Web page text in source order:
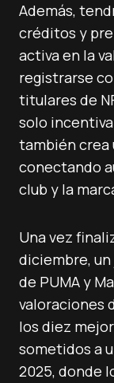
Además,
créditos y
activa en la
registrarse
titulares de
solo
también crea
conectando
club y la
Una vez
diciembre,
de PUMA y
valoraciones
los diez
sometidos a
2025, donde